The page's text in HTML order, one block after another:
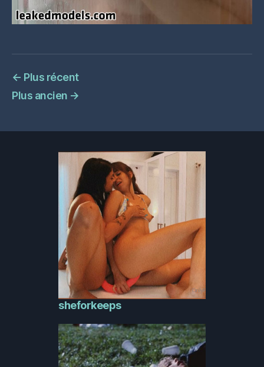
← Plus récent
Plus ancien →
sheforkeeps